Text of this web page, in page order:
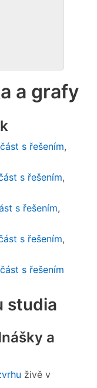
a grafy
s řešením,
s řešením,
s řešením,
s řešením,
s řešením
studia
a
živě v